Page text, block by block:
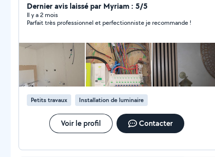
propose un travail soigné et de qualité dans plusieurs
domaines du bâtiment, tout type de travaux
d'électricité (installation, recherche de panne,
PER, refection salle de bain, de toilette et de cuisine
etc...). Je fais également tout type de réparation
diverse (réparation d'outils électriques, de vélo....).
Évidemment montage de meuble cuisine équipée,
pose d' électroménager etc. Pose dr porte d'entrée,
de fenêtre, de volet roulant, de portail motorisé. Pour
toute demande n'hésitez pas. Reponse rapide
Dernier avis laissé par Myriam : 5/5
Il y a 2 mois
Parfait très professionnel et perfectionniste je recommande !
Petits travaux Installation de luminaire
Voir le profil Contacter